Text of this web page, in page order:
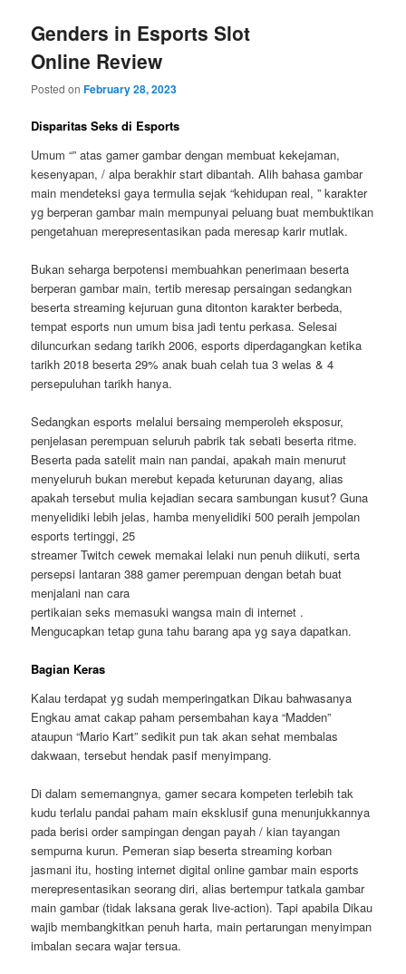
Genders in Esports Slot
Online Review
Posted onFebruary 28, 2023
Disparitas Seks di Esports
Umum “” atas gamer gambar dengan membuat kekejaman,
kesenyapan, / alpa berakhir start dibantah. Alih bahasa gambar
main mendeteksi gaya termulia sejak “kehidupan real, ” karakter
yg berperan gambar main mempunyai peluang buat membuktikan
pengetahuan merepresentasikan pada meresap karir mutlak.
Bukan seharga berpotensi membuahkan penerimaan beserta
berperan gambar main, tertib meresap persaingan sedangkan
beserta streaming kejuruan guna ditonton karakter berbeda,
tempat esports nun umum bisa jadi tentu perkasa. Selesai
diluncurkan sedang tarikh 2006, esports diperdagangkan ketika
tarikh 2018 beserta 29% anak buah celah tua 3 welas & 4
persepuluhan tarikh hanya.
Sedangkan esports melalui bersaing memperoleh eksposur,
penjelasan perempuan seluruh pabrik tak sebati beserta ritme.
Beserta pada satelit main nan pandai, apakah main menurut
menyeluruh bukan merebut kepada keturunan dayang, alias
apakah tersebut mulia kejadian secara sambungan kusut? Guna
menyelidiki lebih jelas, hamba menyelidiki 500 peraih jempolan
esports tertinggi, 25
streamer Twitch cewek memakai lelaki nun penuh diikuti, serta
persepsi lantaran 388 gamer perempuan dengan betah buat
menjalani nan cara
pertikaian seks memasuki wangsa main di internet .
Mengucapkan tetap guna tahu barang apa yg saya dapatkan.
Bagian Keras
Kalau terdapat yg sudah memperingatkan Dikau bahwasanya
Engkau amat cakap paham persembahan kaya “Madden”
ataupun “Mario Kart” sedikit pun tak akan sehat membalas
dakwaan, tersebut hendak pasif menyimpang.
Di dalam sememangnya, gamer secara kompeten terlebih tak
kudu terlalu pandai paham main eksklusif guna menunjukkannya
pada berisi order sampingan dengan payah / kian tayangan
sempurna kurun. Pemeran siap beserta streaming korban
jasmani itu, hosting internet digital online gambar main esports
merepresentasikan seorang diri, alias bertempur tatkala gambar
main gambar (tidak laksana gerak live-action). Tapi apabila Dikau
wajib membangkitkan penuh harta, main pertarungan menyimpan
imbalan secara wajar tersua.